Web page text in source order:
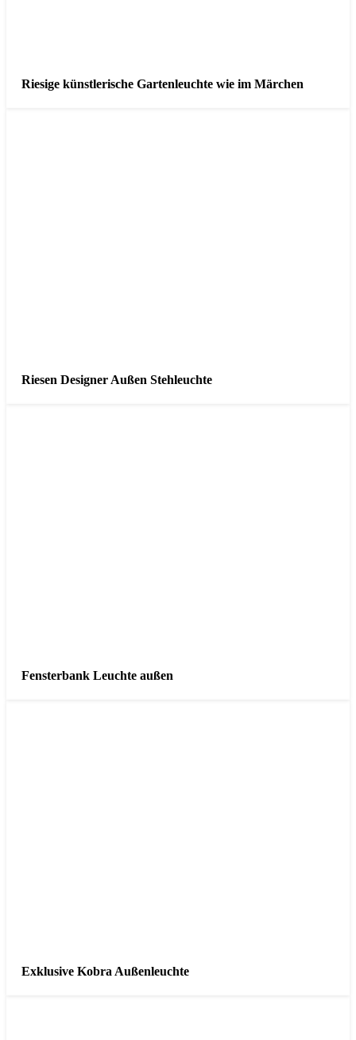
Riesige künstlerische Gartenleuchte wie im Märchen
Riesen Designer Außen Stehleuchte
Fensterbank Leuchte außen
Exklusive Kobra Außenleuchte